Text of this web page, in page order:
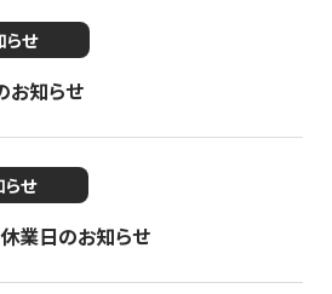
らせ
お知らせ
らせ
業日のお知らせ